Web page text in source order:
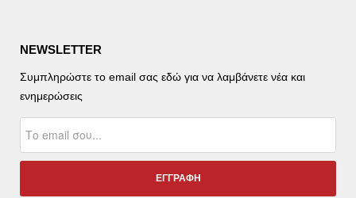
NEWSLETTER
Συμπληρώστε το email σας εδώ για να λαμβάνετε νέα και
ενημερώσεις